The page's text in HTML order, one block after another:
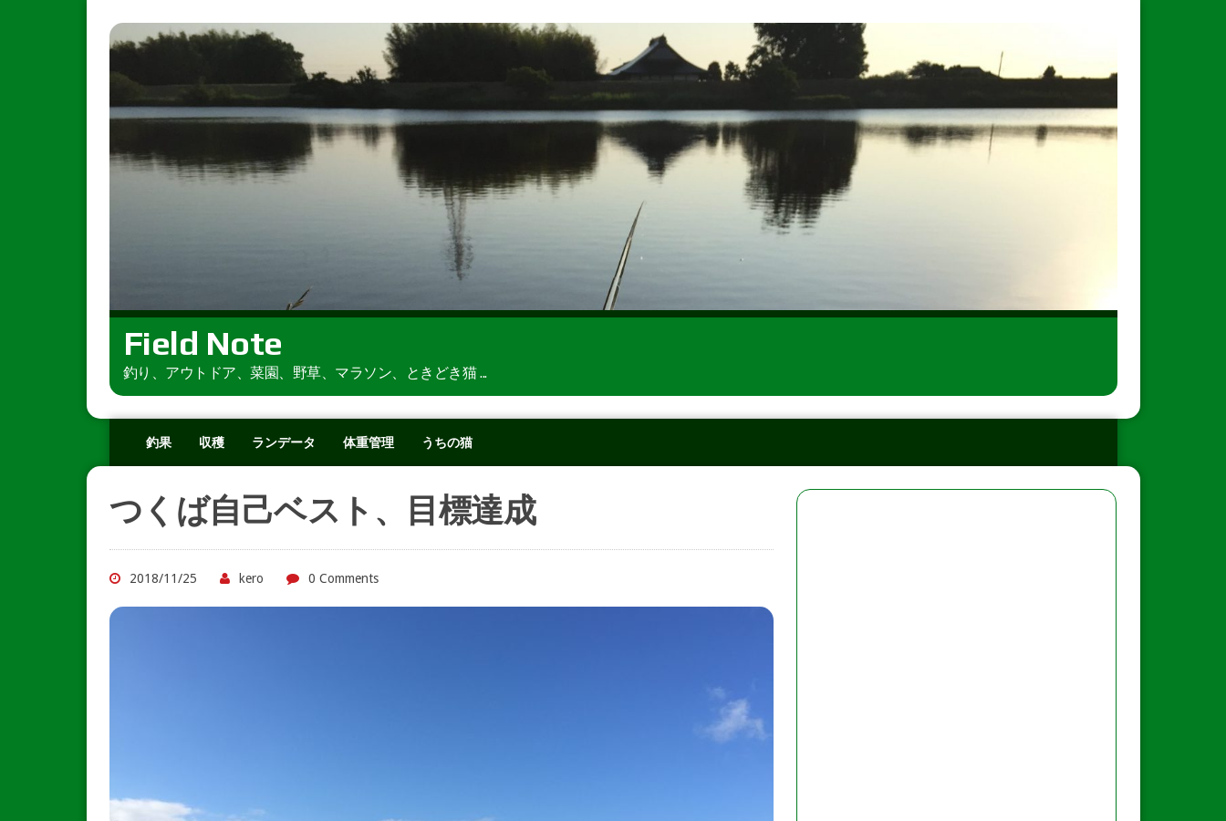
Field Note
釣り、アウトドア、菜園、野草、マラソン、ときどき猫 ...
釣果 収穫 ランデータ 体重管理 うちの猫
つくば自己ベスト、目標達成
2018/11/25 kero 0 Comments